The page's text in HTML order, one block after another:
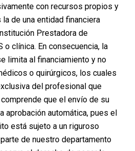
onenero 30, 2025
largo y complicado, pero en
que puede ser todo lo
es brindarte un proceso
que puedas dar el paso hacia
deseas. Juliana es el mejor
con recursos propios y
de una entidad financiera
Prestadora de
clínica. En consecuencia, la
limita al financiamiento y no
o quirúrgicos, los cuales
del profesional que
que el envío de su
aprobación automática, pues el
está sujeto a un riguroso
de nuestro departamento